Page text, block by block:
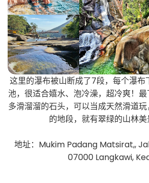
这里的瀑布被山断成了7段，每个瀑布
池，很适合嬉水、泡冷澡，超冷爽！
多滑溜溜的石头，可以当成天然滑道
的地段，就有翠绿的山林美
地址：Mukim Padang Matsirat,,
07000 Langkawi,